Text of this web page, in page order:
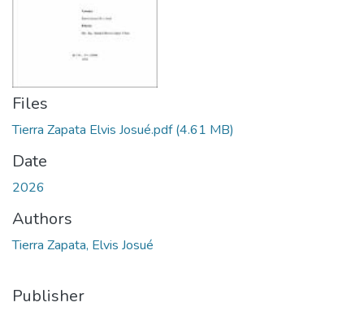
Files
Tierra Zapata Elvis Josué.pdf(4.61 MB)
Date
2026
Authors
Tierra Zapata, Elvis Josué
Publisher